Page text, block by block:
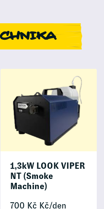
1,3kW LOOK VIPER
NT (Smoke
Machine)
700 Kč Kč/den